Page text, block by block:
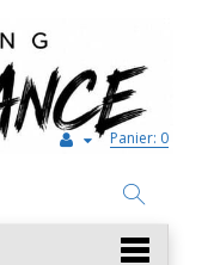
Panier: 0